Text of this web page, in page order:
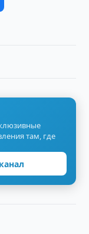
там, где